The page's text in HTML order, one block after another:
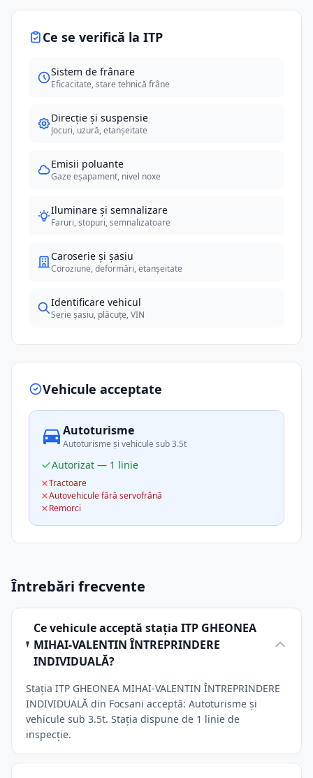
Ce se verifică la ITP
Sistem de frânare
Eficacitate, stare tehnică frâne
Direcție și suspensie
Jocuri, uzură, etanșeitate
Emisii poluante
Gaze eșapament, nivel noxe
Iluminare și semnalizare
Faruri, stopuri, semnalizatoare
Caroserie și șasiu
Coroziune, deformări, etanșeitate
Identificare vehicul
Serie șasiu, plăcuțe, VIN
Vehicule acceptate
Autoturisme
Autoturisme și vehicule sub 3.5t
Autorizat — 1 linie
Tractoare
Autovehicule fără servofrână
Remorci
Întrebări frecvente
Ce vehicule acceptă stația ITP GHEONEA
MIHAI-VALENTIN ÎNTREPRINDERE
INDIVIDUALĂ?
Stația ITP GHEONEA MIHAI-VALENTIN ÎNTREPRINDERE
INDIVIDUALĂ din Focsani acceptă: Autoturisme și
vehicule sub 3.5t. Stația dispune de 1 linie de
inspecție.